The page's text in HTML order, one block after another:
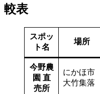
較表
スポッ
ト名
場所
今野農
園 直
売所
にかほ市
大竹集落